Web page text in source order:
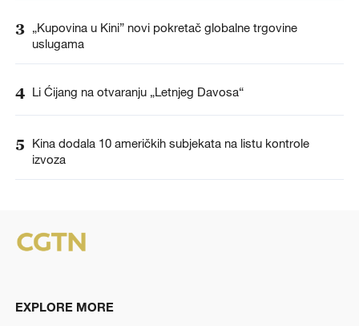
3 „Kupovina u Kini” novi pokretač globalne trgovine
uslugama
4 Li Ćijang na otvaranju „Letnjeg Davosa“
5
Kina dodala 10 američkih subjekata na listu kontrole
izvoza
EXPLORE MORE